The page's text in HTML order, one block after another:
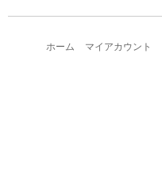
ホーム マイアカウント